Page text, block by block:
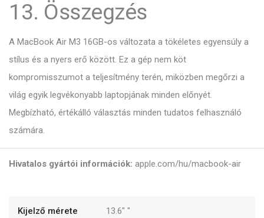
13. Összegzés
A MacBook Air M3 16GB-os változata a tökéletes egyensúly a
stílus és a nyers erő között. Ez a gép nem köt
kompromisszumot a teljesítmény terén, miközben megőrzi a
világ egyik legvékonyabb laptopjának minden előnyét.
Megbízható, értékálló választás minden tudatos felhasználó
számára.
Hivatalos gyártói információk: apple.com/hu/macbook-air
Kijelző mérete 13.6" "